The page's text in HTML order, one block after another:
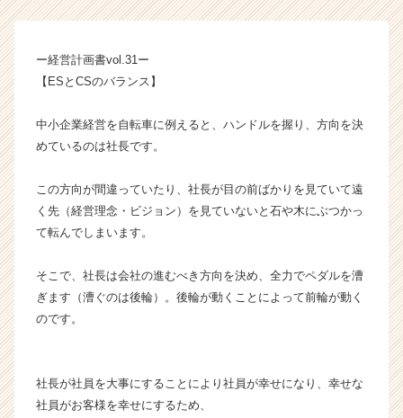
成
企
業
ス
カ
が
届
イ
ト
ー経営計画書vol.31ー
【ESとCSのバランス】
中小企業経営を自転車に例えると、ハンドルを握り、方向を決
めているのは社長です。
この方向が間違っていたり、社長が目の前ばかりを見ていて遠
く先（経営理念・ビジョン）を見ていないと石や木にぶつかっ
て転んでしまいます。
そこで、社長は会社の進むべき方向を決め、全力でペダルを漕
ぎます（漕ぐのは後輪）。後輪が動くことによって前輪が動く
のです。
社長が社員を大事にすることにより社員が幸せになり、幸せな
社員がお客様を幸せにするため、